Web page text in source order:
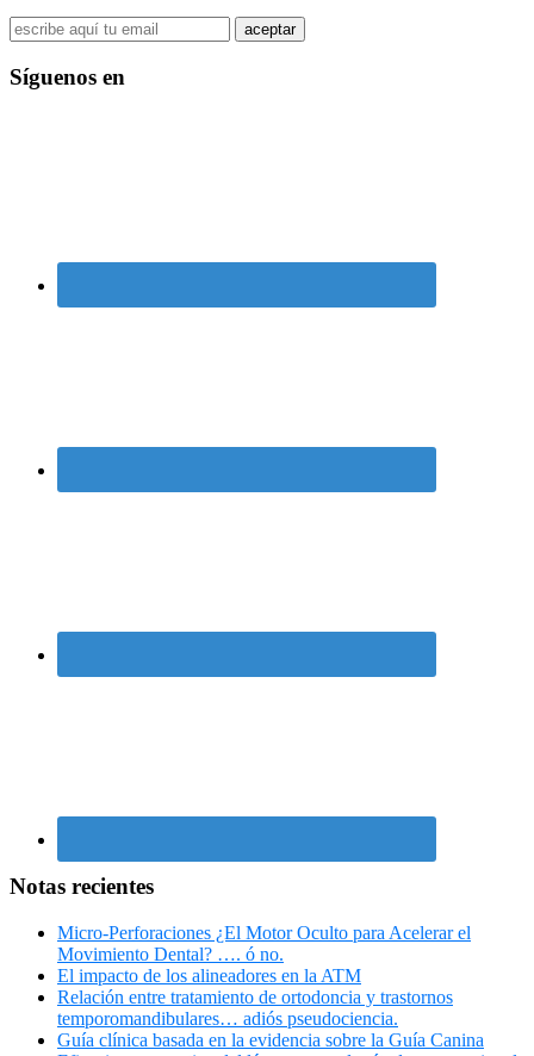
Síguenos en
Notas recientes
Micro-Perforaciones ¿El Motor Oculto para Acelerar el
Movimiento Dental? …. ó no.
El impacto de los alineadores en la ATM
Relación entre tratamiento de ortodoncia y trastornos
temporomandibulares… adiós pseudociencia.
Guía clínica basada en la evidencia sobre la Guía Canina